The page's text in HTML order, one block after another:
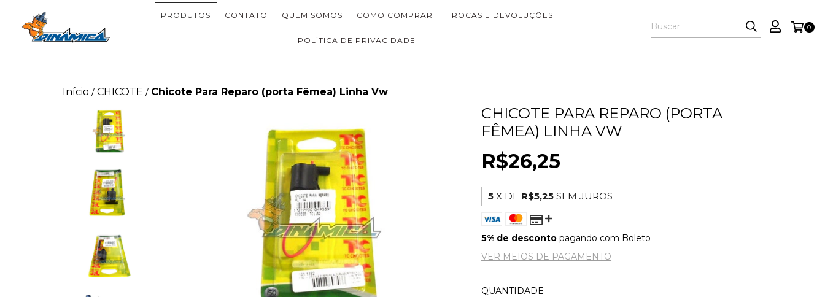
PRODUTOS CONTATO QUEM SOMOS COMO COMPRAR TROCAS E DEVOLUÇÕES
POLÍTICA DE PRIVACIDADE
0
Início / CHICOTE / Chicote Para Reparo (porta Fêmea) Linha Vw
CHICOTE PARA REPARO (PORTA
FÊMEA) LINHA VW
R$26,25
5 X DE R$5,25 SEM JUROS
5% de desconto pagando com Boleto
VER MEIOS DE PAGAMENTO
QUANTIDADE